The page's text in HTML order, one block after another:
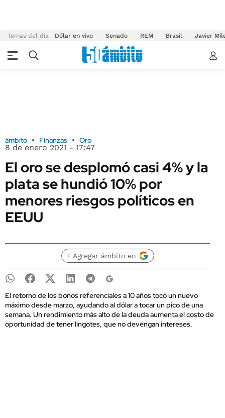
Temas del día Dólar en vivo Senado REM Brasil Javier
ámbito Finanzas Oro
8 de enero 2021 - 17:47
El oro se desplomó casi 4% y la
plata se hundió 10% por
menores riesgos políticos en
EEUU
+ Agregar ámbito en
El retorno de los bonos referenciales a 10 años tocó un nuevo
máximo desde marzo, ayudando al dólar a tocar un pico de una
semana. Un rendimiento más alto de la deuda aumenta el costo de
oportunidad de tener lingotes, que no devengan intereses.